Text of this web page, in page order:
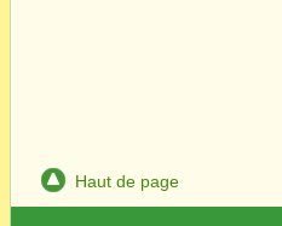
Haut de page